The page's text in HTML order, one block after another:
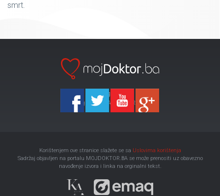
smrt.
Ka-Agencija
Copyright 2026 All Right Reserved
Korištenjem ove stranice slažete se sa Uslovima korištenja
Sadržaj objavljen na portalu MOJDOKTOR.BA se može prenositi uz obavezno
navođenje izvora i linka na orginalni tekst.